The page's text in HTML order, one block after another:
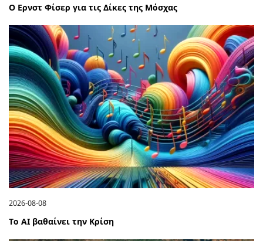
Ο Ερνστ Φίσερ για τις Δίκες της Μόσχας
2026-08-08
Το ΑΙ βαθαίνει την Κρίση